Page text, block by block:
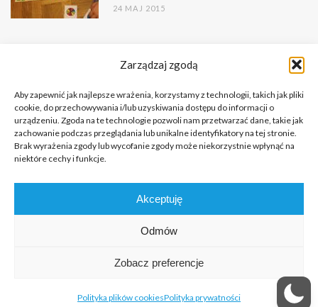
Zarządzaj zgodą
Aby zapewnić jak najlepsze wrażenia, korzystamy z technologii, takich jak pliki
cookie, do przechowywania i/lub uzyskiwania dostępu do informacji o
urządzeniu. Zgoda na te technologie pozwoli nam przetwarzać dane, takie jak
zachowanie podczas przeglądania lub unikalne identyfikatory na tej stronie.
Brak wyrażenia zgody lub wycofanie zgody może niekorzystnie wpłynąć na
niektóre cechy i funkcje.
Akceptuję
Odmów
Zobacz preferencje
Polityka plików cookiesPolityka prywatności
24 MAJ 2015
Copyright © 2026 Portal o Integracji Sensorycznej dla terapeutów
POLITYKA PRYWATNOŚCI